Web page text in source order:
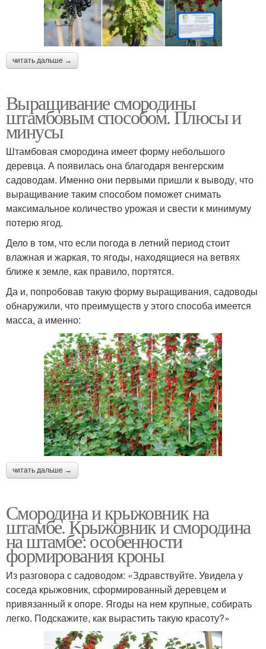
читать дальше →
Выращивание смородины
штамбовым способом. Плюсы и
минусы
Штамбовая смородина имеет форму небольшого
деревца. А появилась она благодаря венгерским
садоводам. Именно они первыми пришли к выводу, что
выращивание таким способом поможет снимать
максимальное количество урожая и свести к минимуму
потерю ягод.
Дело в том, что если погода в летний период стоит
влажная и жаркая, то ягоды, находящиеся на ветвях
ближе к земле, как правило, портятся.
Да и, попробовав такую форму выращивания, садоводы
обнаружили, что преимуществ у этого способа имеется
масса, а именно:
читать дальше →
Смородина и крыжовник на
штамбе. Крыжовник и смородина
на штамбе: особенности
формирования кроны
Из разговора с садоводом: «Здравствуйте. Увидела у
соседа крыжовник, сформированный деревцем и
привязанный к опоре. Ягоды на нем крупные, собирать
легко. Подскажите, как вырастить такую красоту?»